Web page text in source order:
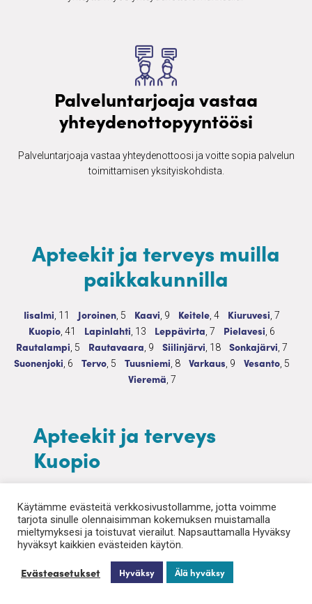
Palveluntarjoaja vastaa
yhteydenottopyyntöösi
Palveluntarjoaja vastaa yhteydenottoosi ja voitte sopia palvelun
toimittamisen yksityiskohdista.
Apteekit ja terveys muilla
paikkakunnilla
Apteekit ja terveys
Iisalmi 11 palvelua
, 11 Apteekit ja terveys
Joroinen5 palvelua
, 5 Apteekit ja terveys
Kaavi 9 palvelua
, 9 Apteekit ja terveys
Keitele4 palvelua
, 4 Apteekit ja terveys
Kiuruvesi 7
, 7
Apteekit ja terveys
Kuopio41 palvelua
, 41 Apteekit ja terveys
Lapinlahti 13 palvelua
, 13 Apteekit ja terveys
Leppävirta 7 palvelua
, 7 Apteekit ja terveys
Pielavesi 6 palvelua
, 6
Apteekit ja terveys
Rautalampi 5 palvelua
, 5 Apteekit ja terveys
Rautavaara 9 palvelua
, 9 Apteekit ja terveys
Siilinjärvi 18 palvelua
, 18 Apteekit ja
Sonkajärvi 7
, 7
Apteekit ja terveys
Suonenjoki 6 palvelua
, 6 Apteekit ja terveys
Tervo5 palvelua
, 5 Apteekit ja terveys
Tuusniemi 8 palvelua
, 8 Apteekit ja terveys
Varkaus 9 palvelua
, 9 Apteekit ja
Vesanto5, 5
Apteekit ja terveys
Vieremä7 palvelua
, 7
Apteekit ja terveys
Kuopio
toimittamisesta. Reseptilääkkeiden kohdalla apteekki
varmistaa, että lääkemääräykset ovat voimassa ja
tarkistaa mahdolliset lääkevuorovaikutukset asiakkaan
Käytämme evästeitä verkkosivustollamme, jotta voimme
tarjota sinulle olennaisimman kokemuksen muistamalla
mieltymyksesi ja toistuvat vierailut. Napsauttamalla Hyväksy
hyväksyt kaikkien evästeiden käytön.
Evästeasetukset Hyväksy Älä hyväksy